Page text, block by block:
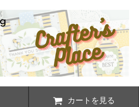
カートを見る